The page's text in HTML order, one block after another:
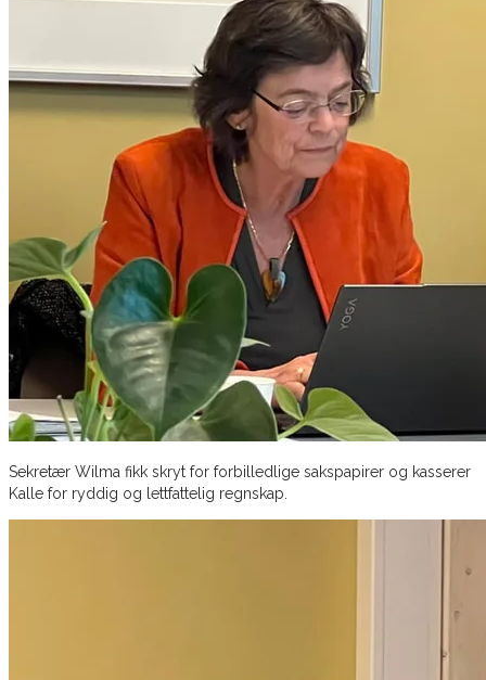
Sekretær Wilma fikk skryt for forbilledlige sakspapirer og kasserer
Kalle for ryddig og lettfattelig regnskap.